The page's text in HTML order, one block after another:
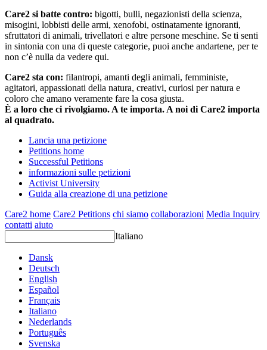
Care2 si batte contro: bigotti, bulli, negazionisti della scienza,
misogini, lobbisti delle armi, xenofobi, ostinatamente ignoranti,
sfruttatori di animali, trivellatori e altre persone meschine. Se ti senti
in sintonia con una di queste categorie, puoi anche andartene, per te
non c’è nulla da vedere qui.
Care2 sta con: filantropi, amanti degli animali, femministe,
agitatori, appassionati della natura, creativi, curiosi per natura e
coloro che amano veramente fare la cosa giusta.
È a loro che ci rivolgiamo. A te importa. A noi di Care2 importa
al quadrato.
Lancia una petizione
Petitions home
Successful Petitions
informazioni sulle petizioni
Activist University
Guida alla creazione di una petizione
Care2 home Care2 Petitions chi siamo collaborazioni Media Inquiry
contatti aiuto
Italiano
Dansk
Deutsch
English
Español
Français
Italiano
Nederlands
Português
Svenska